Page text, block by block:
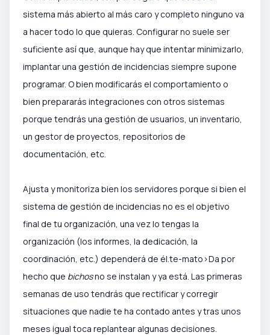
sistema más abierto al más caro y completo ninguno va
a hacer todo lo que quieras. Configurar no suele ser
suficiente así que, aunque hay que intentar minimizarlo,
implantar una gestión de incidencias siempre supone
programar. O bien modificarás el comportamiento o
bien prepararás integraciones con otros sistemas
porque tendrás una gestión de usuarios, un inventario,
un gestor de proyectos, repositorios de
documentación, etc.
Ajusta y monitoriza bien los servidores porque si bien el
sistema de gestión de incidencias no es el objetivo
final de tu organización, una vez lo tengas la
organización (los informes, la dedicación, la
coordinación, etc.) dependerá de él.te-mato>Da por
hecho que bichosno se instalan y ya está. Las primeras
semanas de uso tendrás que rectificar y corregir
situaciones que nadie te ha contado antes y tras unos
meses igual toca replantear algunas decisiones.